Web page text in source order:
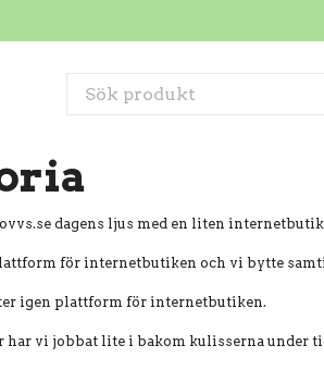
dagens ljus med en liten
för internetbutiken och vi bytte
igen plattform för internetbutiken.
har vi jobbat lite i bakom kulisserna under